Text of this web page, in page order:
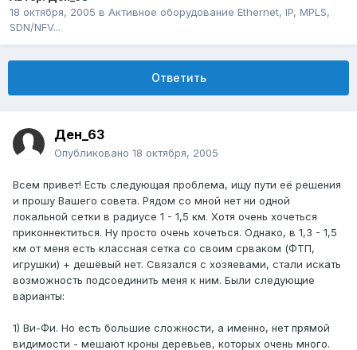
18 октября, 2005 в Активное оборудование Ethernet, IP, MPLS,
SDN/NFV...
Ответить
Ден_63
Опубликовано 18 октября, 2005
Всем привет! Есть следующая проблема, ищу пути её решения
и прошу Вашего совета. Рядом со мной нет ни одной
локальной сетки в радиусе 1 - 1,5 км. Хотя очень хочеться
приконнектиться. Ну просто очень хочеться. Однако, в 1,3 - 1,5
км от меня есть классная сетка со своим срваком (ФТП,
игрушки) + дешёвый нет. Связался с хозяевами, стали искать
возможность подсоединить меня к ним. Были следующие
варианты:
1) Ви-Фи. Но есть большие сложности, а именно, нет прямой
видимости - мешают кроны деревьев, которых очень много.